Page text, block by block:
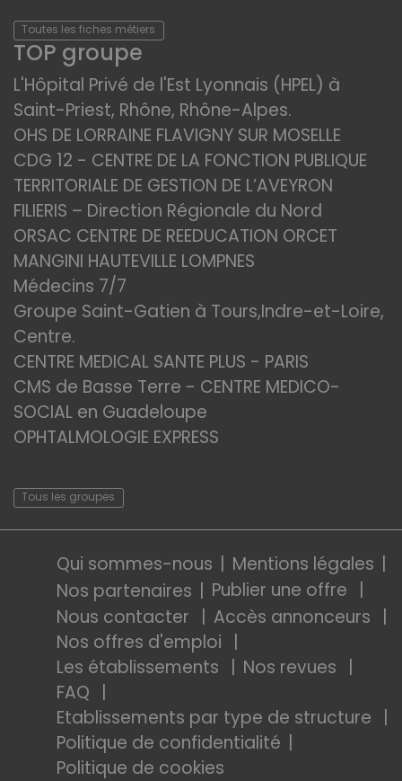
Toutes les fiches métiers
TOP groupe
L'Hôpital Privé de l'Est Lyonnais (HPEL) à
Saint-Priest, Rhône, Rhône-Alpes.
OHS DE LORRAINE FLAVIGNY SUR MOSELLE
CDG 12 - CENTRE DE LA FONCTION PUBLIQUE
TERRITORIALE DE GESTION DE L’AVEYRON
FILIERIS – Direction Régionale du Nord
ORSAC CENTRE DE REEDUCATION ORCET
MANGINI HAUTEVILLE LOMPNES
Médecins 7/7
Groupe Saint-Gatien à Tours,Indre-et-Loire,
Centre.
CENTRE MEDICAL SANTE PLUS - PARIS
CMS de Basse Terre - CENTRE MEDICO-
SOCIAL en Guadeloupe
OPHTALMOLOGIE EXPRESS
Tous les groupes
Qui sommes-nous
Mentions légales
Nos partenaires
Publier une offre
Nous contacter
Accès annonceurs
Nos offres d'emploi
Les établissements
Nos revues
FAQ
Etablissements par type de structure
Politique de confidentialité
Politique de cookies